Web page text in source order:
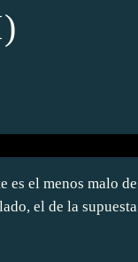
es el menos malo de
el de la supuesta